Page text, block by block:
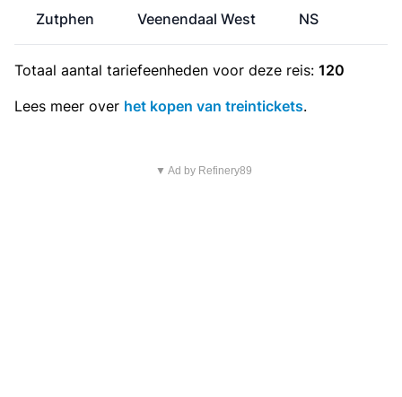
Zutphen Veenendaal West NS
Totaal aantal tariefeenheden voor deze reis: 120
Lees meer over het kopen van treintickets.
▼ Ad by Refinery89